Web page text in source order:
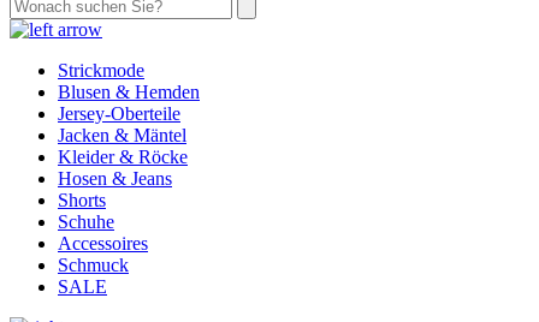
Strickmode
Blusen & Hemden
Jersey-Oberteile
Jacken & Mäntel
Kleider & Röcke
Hosen & Jeans
Shorts
Schuhe
Accessoires
Schmuck
SALE